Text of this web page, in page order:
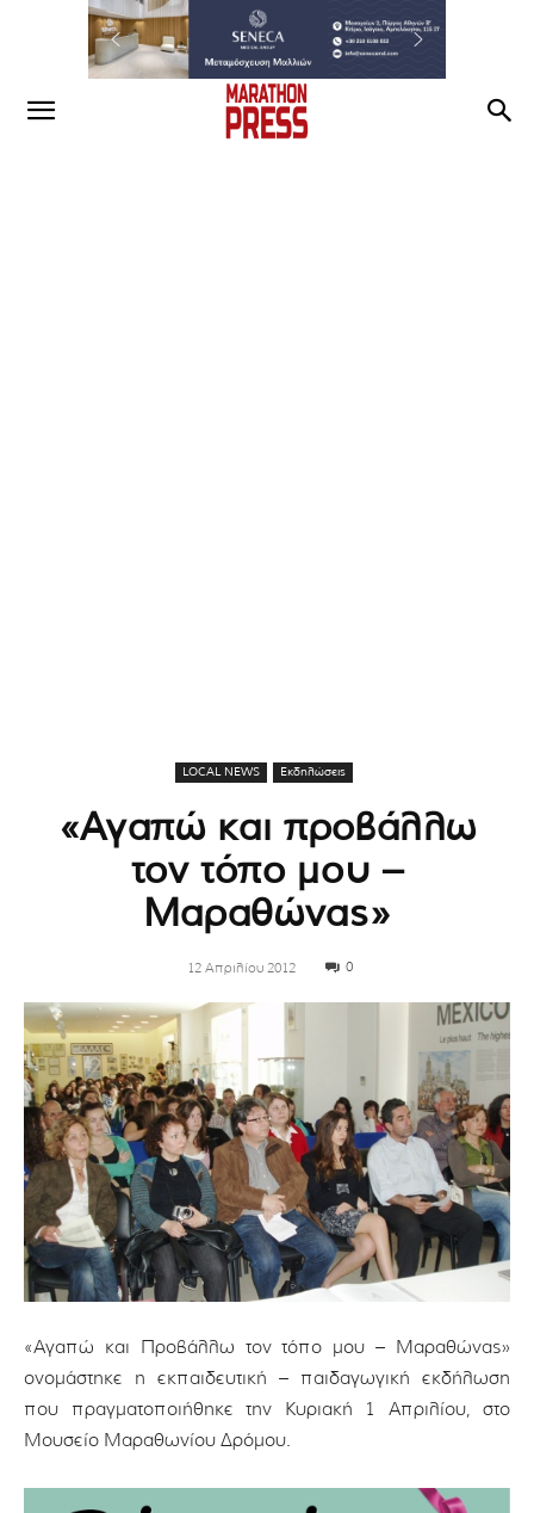
LOCAL NEWS Εκδηλώσεις
«Αγαπώ και προβάλλω
τον τόπο μου –
Μαραθώνας»
12 Απριλίου 2012 0
«Αγαπώ και Προβάλλω τον τόπο μου – Μαραθώνας»
ονομάστηκε η εκπαιδευτική – παιδαγωγική εκδήλωση
που πραγματοποιήθηκε την Κυριακή 1 Απριλίου, στο
Μουσείο Μαραθωνίου Δρόμου.